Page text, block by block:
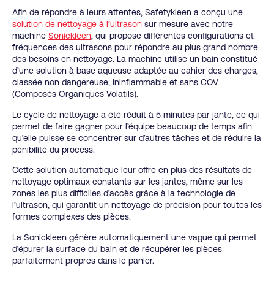
Afin de répondre à leurs attentes, Safetykleen a conçu une
solution de nettoyage à l’ultrason sur mesure avec notre
machine Sonickleen, qui propose différentes configurations et
fréquences des ultrasons pour répondre au plus grand nombre
des besoins en nettoyage. La machine utilise un bain constitué
d’une solution à base aqueuse adaptée au cahier des charges,
classée non dangereuse, ininflammable et sans COV
(Composés Organiques Volatils).
Le cycle de nettoyage a été réduit à 5 minutes par jante, ce qui
permet de faire gagner pour l’équipe beaucoup de temps afin
qu’elle puisse se concentrer sur d’autres tâches et de réduire la
pénibilité du process.
Cette solution automatique leur offre en plus des résultats de
nettoyage optimaux constants sur les jantes, même sur les
zones les plus difficiles d’accès grâce à la technologie de
l’ultrason, qui garantit un nettoyage de précision pour toutes les
formes complexes des pièces.
La Sonickleen génère automatiquement une vague qui permet
d’épurer la surface du bain et de récupérer les pièces
parfaitement propres dans le panier.